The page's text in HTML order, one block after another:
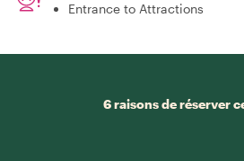
Entrance to Attractions
6 raisons de réserver